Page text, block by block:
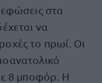
στα
να
το πρωί. Οι
8 μποφόρ. Η